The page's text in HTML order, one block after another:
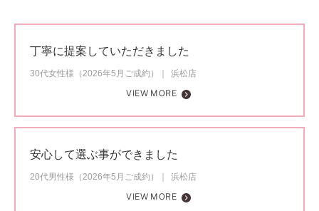
丁寧に提案していただきました
30代女性様（2026年5月ご成約）
浜松店
VIEW MORE
安心して選ぶ事ができました
20代男性様（2026年5月ご成約）
浜松店
VIEW MORE